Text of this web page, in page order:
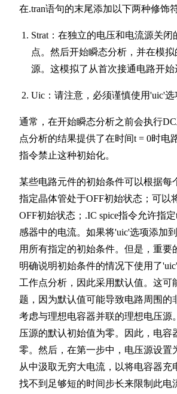
在.tran语句的末尾添加以下两种修饰
Strat：在独立的电压和电流源关
点。然后开始瞬态分析，并在模拟
源。这模拟了从首次接通电路开始
Uic：请注意，必须谨慎使用'uic'选
通常，在开始瞬态分析之前会执行
点分析的结果提供了在时间t = 0时电
指令禁止这种初始化。
某些电路元件的初始条件可以根据每
指定晶体管处于OFF初始状态；可以
OFF初始状态；.IC spice指令允许指
感器中的电流。如果将'uic'选项添加
用所有指定的初始条件。但是，重要
明确说明初始条件的情况下使用了
工作点分析，因此采用默认值。这可
题，因为默认值可能导致电路周围的
考虑与理想电容器并联的理想电压源
压源的默认初始值为零。因此，电容
零。然后，在第一步中，电压源设置
从中汲取无穷大电流，以将电容器充
找不到足够短的时间步长来限制此电